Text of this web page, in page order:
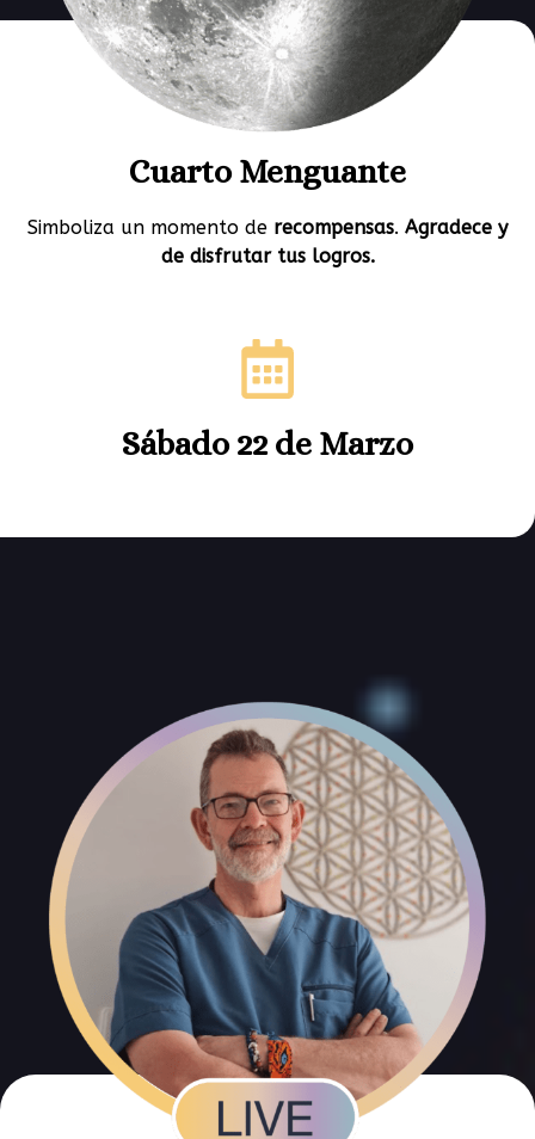
Cuarto Menguante
Simboliza un momento de recompensas. Agradece y
de disfrutar tus logros.
Sábado 22 de Marzo